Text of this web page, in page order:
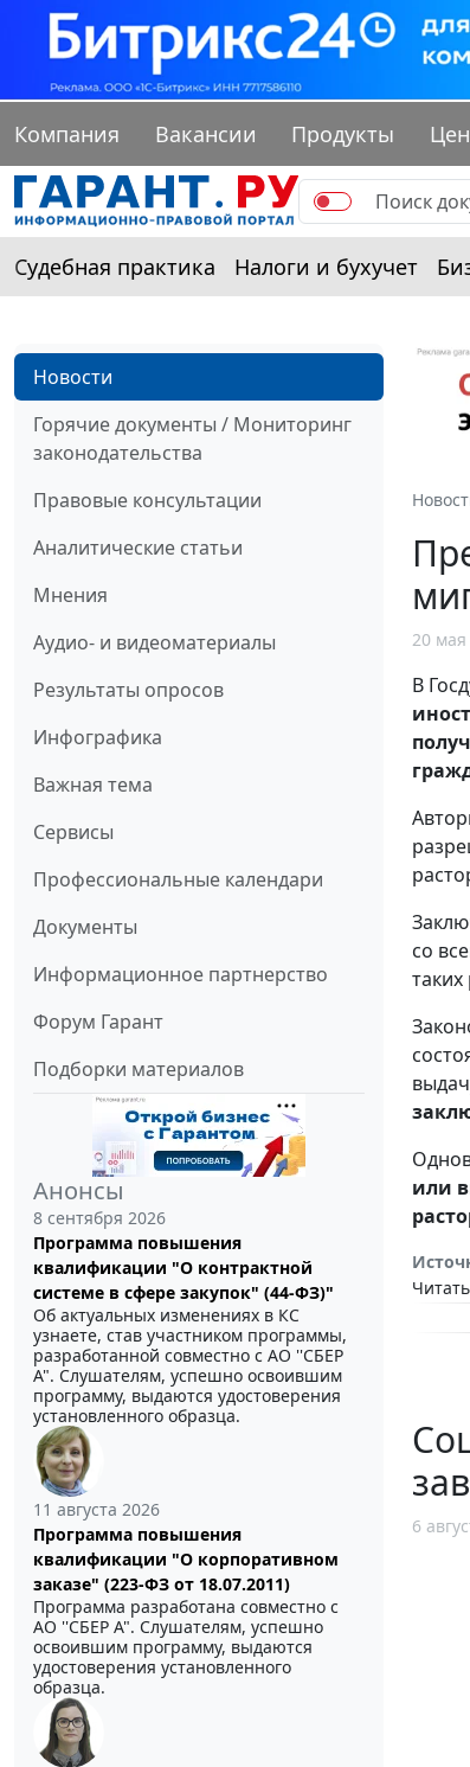
Компания Вакансии Продукты
Судебная практика Налоги и бухучет
Новости
Горячие документы / Мониторинг
законодательства
Правовые консультации
Аналитические статьи
Мнения
Аудио- и видеоматериалы
Результаты опросов
Инфографика
Важная тема
Сервисы
Профессиональные календари
Документы
Информационное партнерство
Форум Гарант
Подборки материалов
Анонсы
8 сентября 2026
Программа повышения
квалификации "О контрактной
системе в сфере закупок" (44-ФЗ)"
Об актуальных изменениях в КС
узнаете, став участником программы,
разработанной совместно с АО ''СБЕР
А". Слушателям, успешно освоившим
программу, выдаются удостоверения
установленного образца.
11 августа 2026
Программа повышения
квалификации "О корпоративном
заказе" (223-ФЗ от 18.07.2011)
Программа разработана совместно с
АО ''СБЕР А". Слушателям, успешно
освоившим программу, выдаются
удостоверения установленного
образца.
20 мая
В
со
или
6